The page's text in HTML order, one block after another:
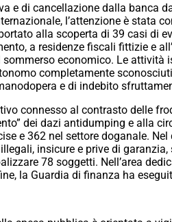
e di cancellazione dalla banca
l’attenzione è stata
alla scoperta di 39 casi di
a residenze fiscali fittizie e
economico. Le
completamente
e di indebito
connesso al contrasto delle
dei dazi antidumping e alla
e 362 nel settore doganale.
insicure e prive di
78 soggetti. Nell’area
la Guardia di finanza ha